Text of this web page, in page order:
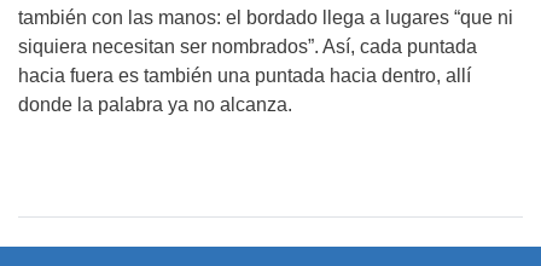
también con las manos: el bordado llega a lugares “que ni
siquiera necesitan ser nombrados”. Así, cada puntada
hacia fuera es también una puntada hacia dentro, allí
donde la palabra ya no alcanza.